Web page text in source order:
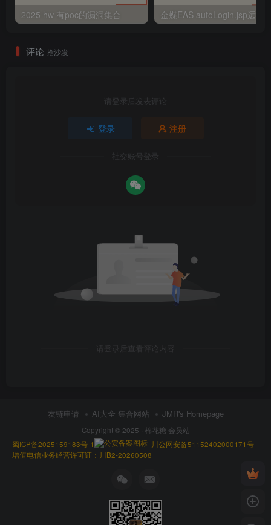
2025 hw 有poc的漏洞集合
评论 抢沙发
请登录后发表评论
登录 注册
社交账号登录
请登录后查看评论内容
友链申请 AI大全 集合网站 JMR's Homepage
Copyright © 2025 · 棉花糖 会员站
蜀ICP备2025159183号-1
川公网安备51152402000171号
增值电信业务经营许可证：川B2-20260508